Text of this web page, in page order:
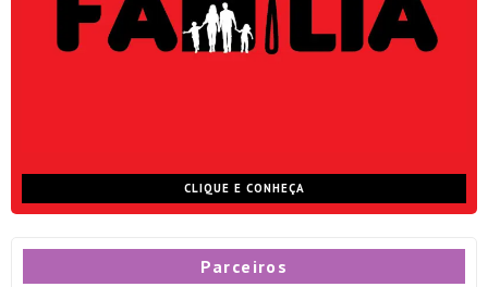
CLIQUE E CONHEÇA
Parceiros